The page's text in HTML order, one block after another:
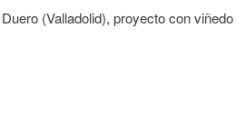
(Valladolid), proyecto con viñedo